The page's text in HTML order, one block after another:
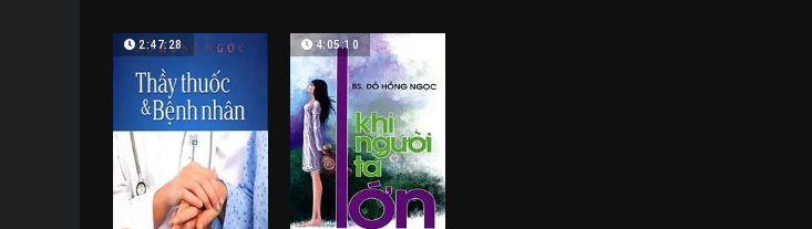
2:47:28 4:05:10